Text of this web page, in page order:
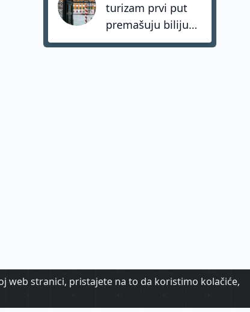
Don Quijoteu
turizam prvi put
premašuju bilijun
dolara: investitori
web stranici, pristajete na to da koristimo kolačiće,